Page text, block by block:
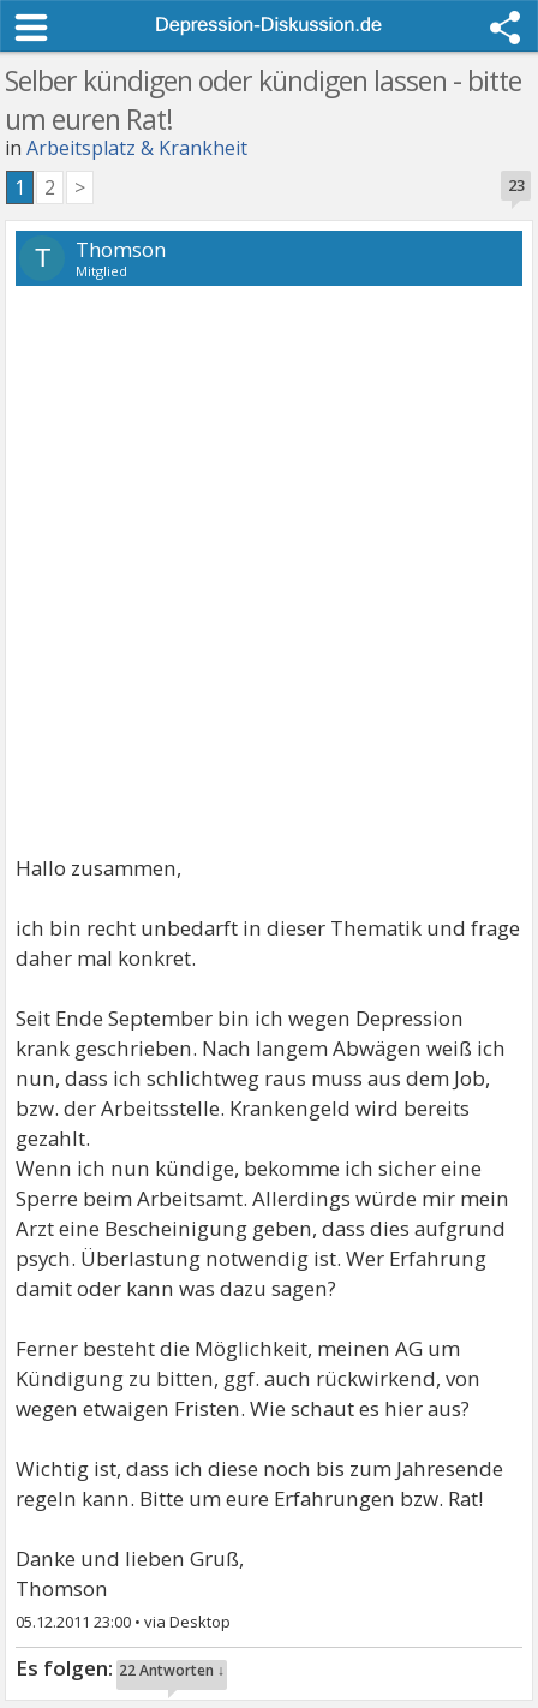
Selber kündigen oder kündigen lassen - bitte
um euren Rat!
inArbeitsplatz & Krankheit
23
1 2 >
T Thomson
Mitglied
Hallo zusammen,
ich bin recht unbedarft in dieser Thematik und frage
daher mal konkret.
Seit Ende September bin ich wegen Depression
krank geschrieben. Nach langem Abwägen weiß ich
nun, dass ich schlichtweg raus muss aus dem Job,
bzw. der Arbeitsstelle. Krankengeld wird bereits
gezahlt.
Wenn ich nun kündige, bekomme ich sicher eine
Sperre beim Arbeitsamt. Allerdings würde mir mein
Arzt eine Bescheinigung geben, dass dies aufgrund
psych. Überlastung notwendig ist. Wer Erfahrung
damit oder kann was dazu sagen?
Ferner besteht die Möglichkeit, meinen AG um
Kündigung zu bitten, ggf. auch rückwirkend, von
wegen etwaigen Fristen. Wie schaut es hier aus?
Wichtig ist, dass ich diese noch bis zum Jahresende
regeln kann. Bitte um eure Erfahrungen bzw. Rat!
Danke und lieben Gruß,
Thomson
05.12.2011 23:00 •
22 Antworten ↓